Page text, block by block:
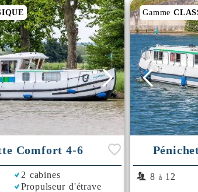
Comfort 4-6
2 cabines
Propulseur d'étrave
Gamme
8 à 12